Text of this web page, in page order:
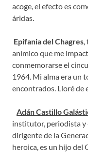
acoge, el efecto es
áridas.
Epifania del Chagres,
anímico que me
conmemorarse el
1964. Mi alma era un
encontrados. Lloré de
Adán Castillo
institutor, periodista y
dirigente de la
heroica, es un hijo del